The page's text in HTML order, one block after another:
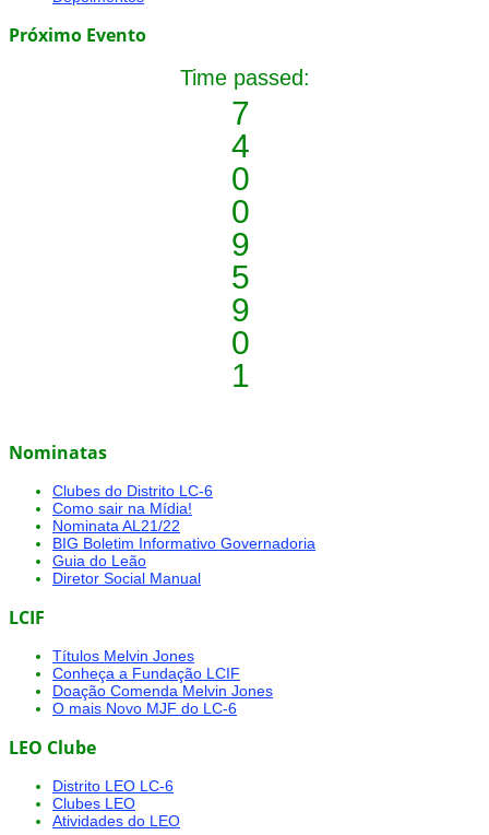
Próximo Evento
Time passed:
7
4
0
0
9
5
9
0
1
Nominatas
Clubes do Distrito LC-6
Como sair na Mídia!
Nominata AL21/22
BIG Boletim Informativo Governadoria
Guia do Leão
Diretor Social Manual
LCIF
Títulos Melvin Jones
Conheça a Fundação LCIF
Doação Comenda Melvin Jones
O mais Novo MJF do LC-6
LEO Clube
Distrito LEO LC-6
Clubes LEO
Atividades do LEO